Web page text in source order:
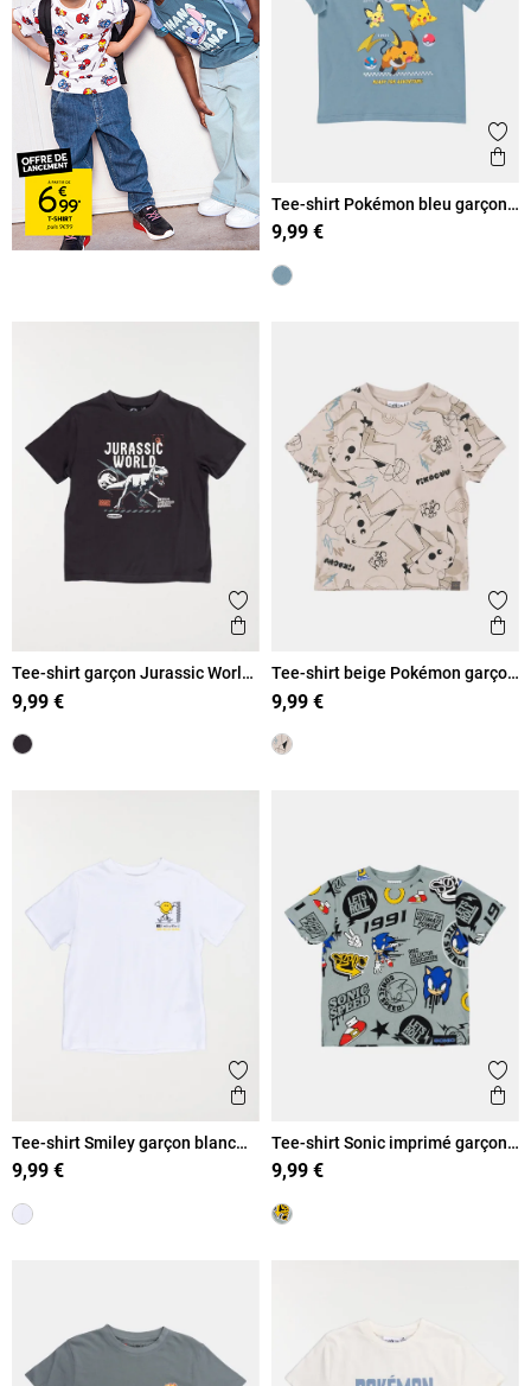
Tee-shirt Pokémon bleu garçon
(3-12A)
9,99 €
Ajouter aux favoris
Aperçu rapide
Tee-shirt garçon Jurassic World
(5-12A)
9,99 €
Tee-shirt beige Pokémon garçon
(5-12A)
9,99 €
Ajouter aux favoris
Aperçu rapide
Tee-shirt Smiley garçon blanc
(6-12A)
9,99 €
Tee-shirt Sonic imprimé garçon
(5-12A)
9,99 €